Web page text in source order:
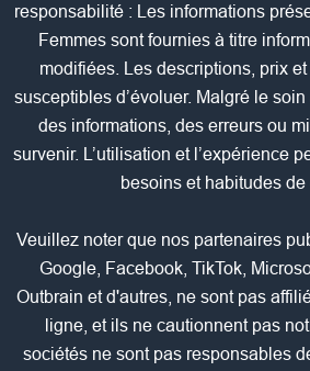
responsabilité : Les informations
Femmes sont fournies à titre
modifiées. Les descriptions, prix
susceptibles d’évoluer. Malgré le
des informations, des erreurs ou
survenir. L’utilisation et l’expérience
besoins et habitudes de
Veuillez noter que nos partenaires
Google, Facebook, TikTok,
Outbrain et d'autres, ne sont pas
ligne, et ils ne cautionnent pas
sociétés ne sont pas responsables